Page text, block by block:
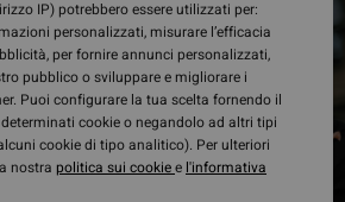
IP) potrebbero essere utilizzati per:
personalizzati, misurare l’efficacia
per fornire annunci personalizzati,
pubblico o sviluppare e migliorare i
Puoi configurare la tua scelta fornendo il
cookie o negandolo ad altri tipi
cookie di tipo analitico). Per ulteriori
nostra politica sui cookiee l'informativa